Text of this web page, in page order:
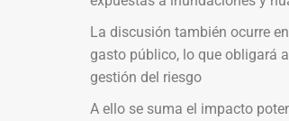
La discusión también ocurre
gasto público, lo que obligará
gestión del riesgo
A ello se suma el impacto